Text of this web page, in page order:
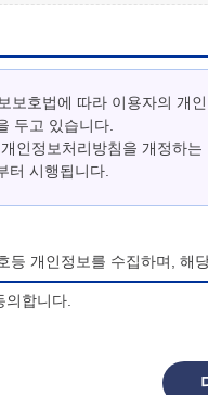
보호법에 따라 이용자의 개
두고 있습니다.
인정보처리방침을 개정하
터 시행됩니다.
등 개인정보를 수집하며, 해
합니다.